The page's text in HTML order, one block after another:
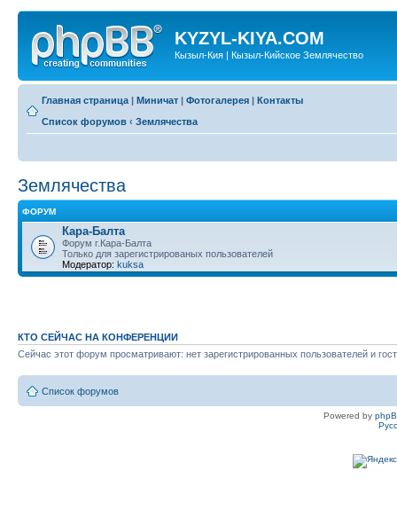
KYZYL-KIYA.COM
Кызыл-Кия | Кызыл-Кийское Землячество
Главная страница | Миничат | Фотогалерея | Контакты
Список форумов ‹ Землячества
Землячества
ФОРУМ
Кара-Балта
Форум г.Кара-Балта
Только для зарегистрированых пользователей
Модератор: kuksa
КТО СЕЙЧАС НА КОНФЕРЕНЦИИ
Сейчас этот форум просматривают: нет зарегистрированных пользователей и
Список форумов
Powered by